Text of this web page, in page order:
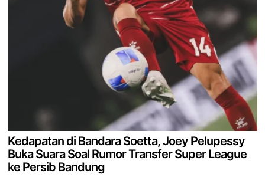
Kedapatan di Bandara Soetta, Joey Pelupessy
Buka Suara Soal Rumor Transfer Super League
ke Persib Bandung